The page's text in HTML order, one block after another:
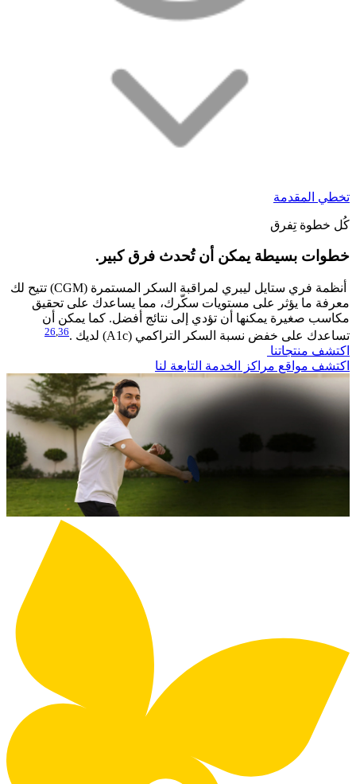
تخطي المقدمة
كُل خطوة تِفرق
خطوات بسيطة يمكن أن تُحدث فرق كبير.​
أنظمة فري ستايل ليبري لمراقبة السكر المستمرة (CGM) تتيح لك
معرفة ما يؤثر على مستويات سكّرك، مما يساعدك على تحقيق
مكاسب صغيرة يمكنها أن تؤدي إلى نتائج أفضل. كما يمكن أن
تساعدك على خفض نسبة السكر التراكمي (A1c) لديك .
26 36
اكتشف منتجاتنا
اكتشف مواقع مراكز الخدمة التابعة لنا​